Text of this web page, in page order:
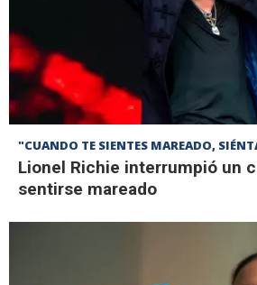
"CUANDO TE SIENTES MAREADO,
Lionel Richie interrumpió un
sentirse mareado